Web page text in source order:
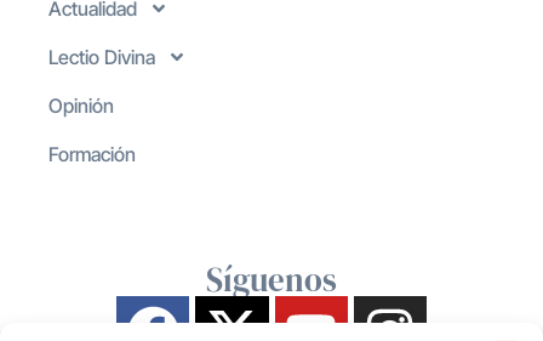
Actualidad
Lectio Divina
Opinión
Formación
Síguenos